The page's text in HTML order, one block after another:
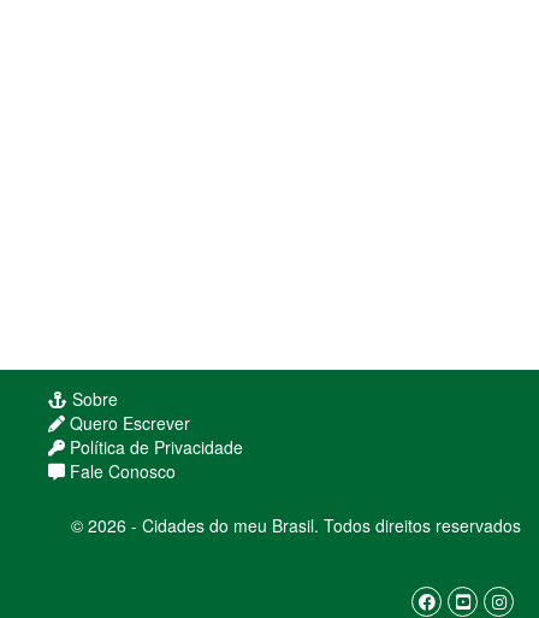
Sobre
Quero Escrever
Política de Privacidade
Fale Conosco
© 2026 - Cidades do meu Brasil. Todos direitos reservados